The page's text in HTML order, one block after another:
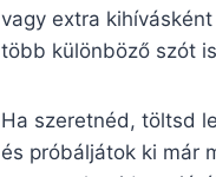
vagy extra
több különböző szót
Ha szeretnéd, töltsd
és próbáljátok ki már